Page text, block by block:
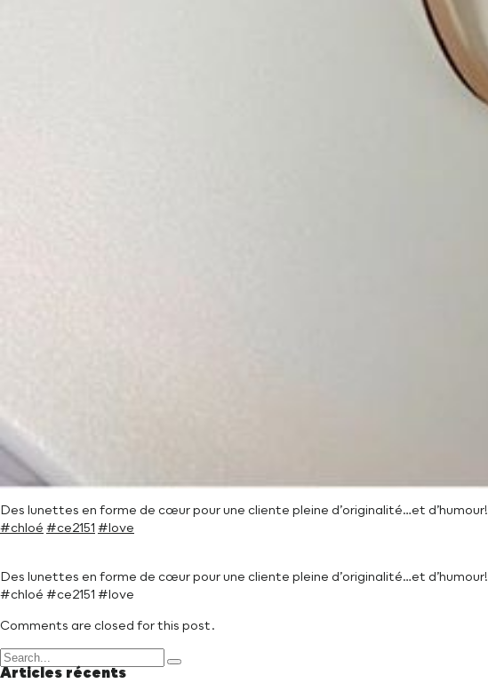
Des lunettes en forme de cœur pour une cliente pleine d’originalité…et d’humour!
#chloé #ce2151 #love
Des lunettes en forme de cœur pour une cliente pleine d’originalité…et d’humour!
#chloé #ce2151 #love
Comments are closed for this post.
Articles récents